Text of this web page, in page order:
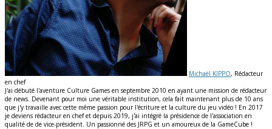
Michaël KIPPO, Rédacteur
en chef
J'ai débuté l'aventure Culture Games en septembre 2010 en ayant une mission de rédacteur
de news. Devenant pour moi une véritable institution, cela fait maintenant plus de 10 ans
que j'y travaille avec cette même passion pour l'écriture et la culture du jeu vidéo ! En 2017
je deviens rédacteur en chef et depuis 2019, j'ai intégré la présidence de l'association en
qualité de de vice-président. Un passionné des JRPG et un amoureux de la GameCube !